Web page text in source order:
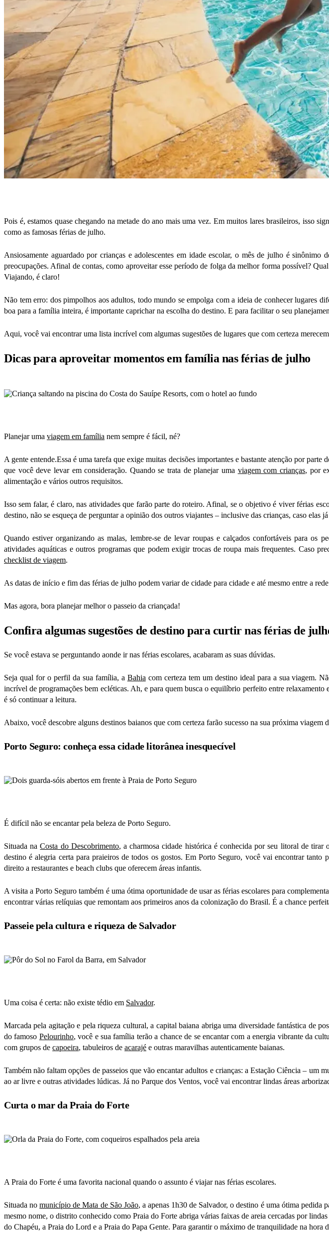
Pois é, estamos quase chegando na metade do ano mais uma vez. Em muitos lares brasileiros, isso
como as famosas férias de julho.
Ansiosamente aguardado por crianças e adolescentes em idade escolar, o mês de julho é
preocupações. Afinal de contas, como aproveitar esse período de folga da melhor forma possível?
Viajando, é claro!
Não tem erro: dos pimpolhos aos adultos, todo mundo se empolga com a ideia de conhecer lugares
boa para a família inteira, é importante caprichar na escolha do destino. E para facilitar o seu
Aqui, você vai encontrar uma lista incrível com algumas sugestões de lugares que com certeza
Dicas para aproveitar momentos em família nas férias de julho
Planejar uma viagem em família nem sempre é fácil, né?
A gente entende.Essa é uma tarefa que exige muitas decisões importantes e bastante atenção por
que você deve levar em consideração. Quando se trata de planejar uma viagem com crianças, por
alimentação e vários outros requisitos.
Isso sem falar, é claro, nas atividades que farão parte do roteiro. Afinal, se o objetivo é viver férias
destino, não se esqueça de perguntar a opinião dos outros viajantes – inclusive das crianças, caso elas
Quando estiver organizando as malas, lembre-se de levar roupas e calçados confortáveis para os
atividades aquáticas e outros programas que podem exigir trocas de roupa mais frequentes. Caso
checklist de viagem.
As datas de início e fim das férias de julho podem variar de cidade para cidade e até mesmo entre a
Mas agora, bora planejar melhor o passeio da criançada!
Confira algumas sugestões de destino para curtir nas férias de
Se você estava se perguntando aonde ir nas férias escolares, acabaram as suas dúvidas.
Seja qual for o perfil da sua família, a Bahia com certeza tem um destino ideal para a sua viagem.
incrível de programações bem ecléticas. Ah, e para quem busca o equilíbrio perfeito entre relaxamento
é só continuar a leitura.
Abaixo, você descobre alguns destinos baianos que com certeza farão sucesso na sua próxima viagem
Porto Seguro: conheça essa cidade litorânea inesquecível
É difícil não se encantar pela beleza de Porto Seguro.
Situada naCosta do Descobrimento, a charmosa cidade histórica é conhecida por seu litoral de
destino é alegria certa para praieiros de todos os gostos. Em Porto Seguro, você vai encontrar
direito a restaurantes e beach clubs que oferecem áreas infantis.
A visita a Porto Seguro também é uma ótima oportunidade de usar as férias escolares para
encontrar várias relíquias que remontam aos primeiros anos da colonização do Brasil. É a chance
Passeie pela cultura e riqueza de Salvador
Uma coisa é certa: não existe tédio em Salvador.
Marcada pela agitação e pela riqueza cultural, a capital baiana abriga uma diversidade fantástica de
do famoso Pelourinho, você e sua família terão a chance de se encantar com a energia vibrante da
com grupos de capoeira, tabuleiros de acarajé e outras maravilhas autenticamente baianas.
Também não faltam opções de passeios que vão encantar adultos e crianças: a Estação Ciência –
ao ar livre e outras atividades lúdicas. Já no Parque dos Ventos, você vai encontrar lindas áreas
Curta o mar da Praia do Forte
A Praia do Forte é uma favorita nacional quando o assunto é viajar nas férias escolares.
Situada nomunicípio de Mata de São João, a apenas 1h30 de Salvador, o destino é uma ótima pedida
mesmo nome, o distrito conhecido como Praia do Forte abriga várias faixas de areia cercadas por lindas
do Chapéu, a Praia do Lord e a Praia do Papa Gente. Para garantir o máximo de tranquilidade na